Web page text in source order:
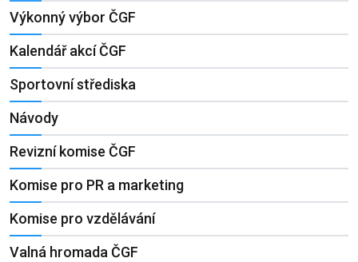
Výkonný výbor ČGF
Kalendář akcí ČGF
Sportovní střediska
Návody
Revizní komise ČGF
Komise pro PR a marketing
Komise pro vzdělávání
Valná hromada ČGF